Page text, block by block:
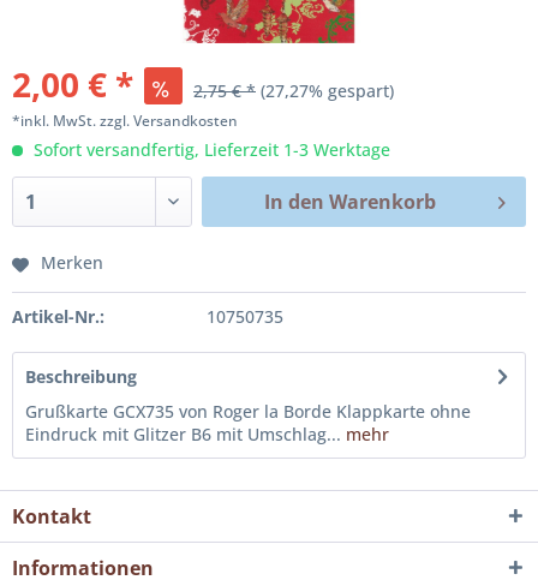
2,00 € * 2,75 € * (27,27% gespart)
*inkl. MwSt.zzgl. Versandkosten
Sofort versandfertig, Lieferzeit 1-3 Werktage
In den Warenkorb
Merken
Artikel-Nr.: 10750735
Beschreibung
Grußkarte GCX735 von Roger la Borde Klappkarte ohne
Eindruck mit Glitzer B6 mit Umschlag... mehr
Kontakt
Informationen